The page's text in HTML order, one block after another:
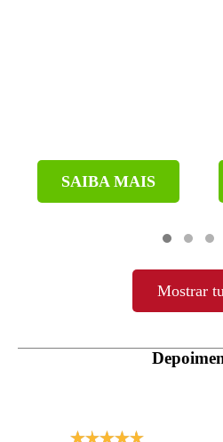
Mostrar
SAIBA MAIS